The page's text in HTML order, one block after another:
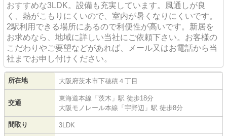
おすすめな3LDK。設備も充実しています。風通しが良
く、熱がこもりにくいので、室内が暑くなりにくいです。
2駅利用できる場所にあるので利便性が高いです。新居を
お求めなら、地域に詳しい当社にご依頼下さい。お客様の
こだわりやご要望などがあれば、メール又はお電話から当
社までお申し付けください。
所在地 大阪府茨木市下穂積 ４丁目
交通
東海道本線 「 茨木 」駅 徒歩18分
大阪モノレール本線 「 宇野辺 」駅 徒歩8分
間取り 3LDK